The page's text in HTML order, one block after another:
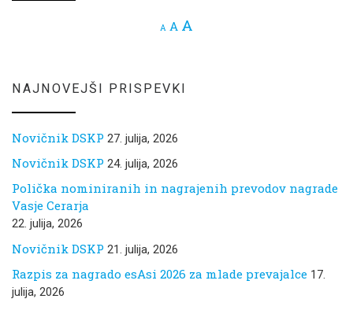
A Decrease font size.
A Reset font size.
A
NAJNOVEJŠI PRISPEVKI
Novičnik DSKP 27. julija, 2026
Novičnik DSKP 24. julija, 2026
Polička nominiranih in nagrajenih prevodov nagrade
Vasje Cerarja
22. julija, 2026
Novičnik DSKP 21. julija, 2026
Razpis za nagrado esAsi 2026 za mlade prevajalce 17.
julija, 2026